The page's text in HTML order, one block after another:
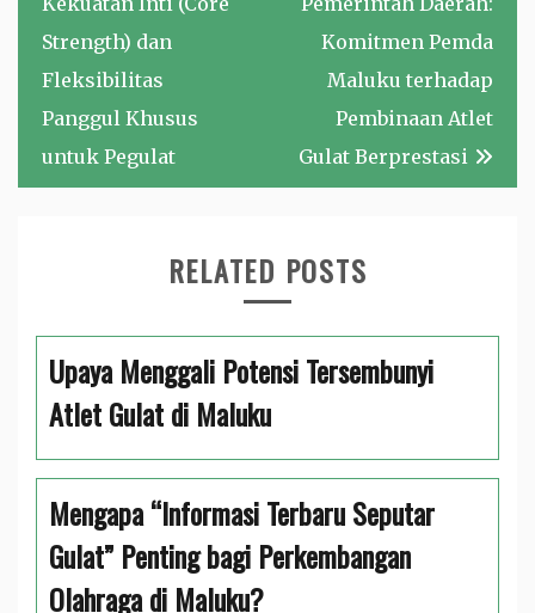
Strength) dan
Fleksibilitas
Panggul Khusus
untuk Pegulat
Komitmen Pemda
Maluku terhadap
Pembinaan Atlet
Gulat Berprestasi
RELATED POSTS
Upaya Menggali Potensi Tersembunyi
Atlet Gulat di Maluku
Mengapa “Informasi Terbaru Seputar
Gulat” Penting bagi Perkembangan
Olahraga di Maluku?